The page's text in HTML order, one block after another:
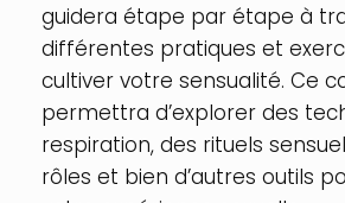
guidera étape par étape à
différentes pratiques et
cultiver votre sensualité. Ce
permettra d’explorer des
respiration, des rituels
rôles et bien d’autres outils